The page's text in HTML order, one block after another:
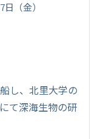
（金）
し、北里大学の
て深海生物の研